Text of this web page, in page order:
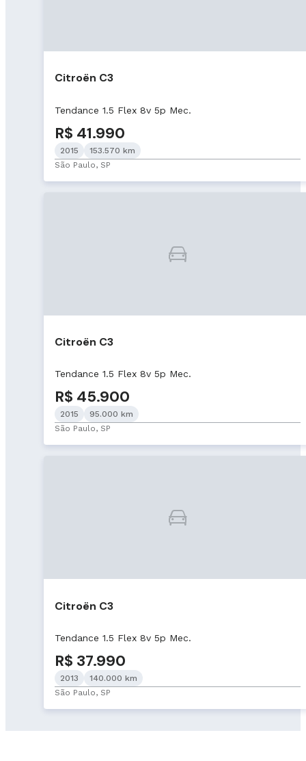
Citroën C3
Tendance 1.5 Flex 8v 5p Mec.
R$ 41.990
2015
153.570 km
São Paulo, SP
Citroën C3
Tendance 1.5 Flex 8v 5p Mec.
R$ 45.900
2015
95.000 km
São Paulo, SP
Citroën C3
Tendance 1.5 Flex 8v 5p Mec.
R$ 37.990
2013
140.000 km
São Paulo, SP